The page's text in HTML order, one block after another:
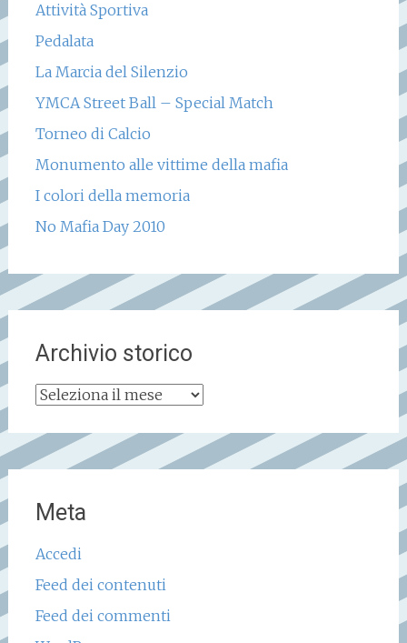
Attività Sportiva
Pedalata
La Marcia del Silenzio
YMCA Street Ball – Special Match
Torneo di Calcio
Monumento alle vittime della mafia
I colori della memoria
No Mafia Day 2010
Archivio storico
Archivio
Meta
Accedi
Feed dei contenuti
Feed dei commenti